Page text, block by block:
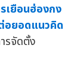
เยือนฮ่องกง
อยอดแนวคิด
รจัดตั้ง